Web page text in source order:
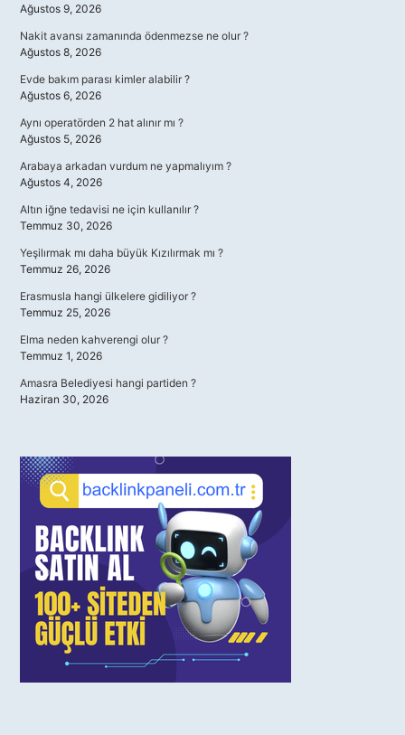
Ağustos 9, 2026
Nakit avansı zamanında ödenmezse ne olur ?
Ağustos 8, 2026
Evde bakım parası kimler alabilir ?
Ağustos 6, 2026
Aynı operatörden 2 hat alınır mı ?
Ağustos 5, 2026
Arabaya arkadan vurdum ne yapmalıyım ?
Ağustos 4, 2026
Altın iğne tedavisi ne için kullanılır ?
Temmuz 30, 2026
Yeşilırmak mı daha büyük Kızılırmak mı ?
Temmuz 26, 2026
Erasmusla hangi ülkelere gidiliyor ?
Temmuz 25, 2026
Elma neden kahverengi olur ?
Temmuz 1, 2026
Amasra Belediyesi hangi partiden ?
Haziran 30, 2026